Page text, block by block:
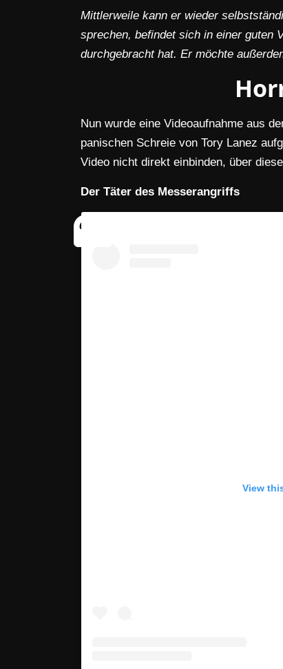
Mittlerweile kann er wieder
sprechen, befindet sich in einer guten
durchgebracht hat. Er möchte
Nun wurde eine Videoaufnahme aus
panischen Schreie von Tory Lanez
Video nicht direkt einbinden, über
Der Täter des Messerangriffs
View